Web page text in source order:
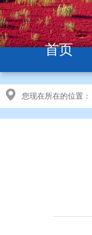
首页
您现在所在的位置：